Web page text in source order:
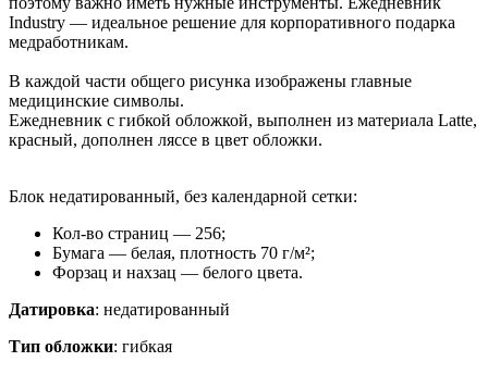
Industry — идеальное решение для корпоративного подарка
медработникам.
В каждой части общего рисунка изображены главные
медицинские символы.
Ежедневник с гибкой обложкой, выполнен из материала Latte,
красный, дополнен ляссе в цвет обложки.
Блок недатированный, без календарной сетки:
Кол-во страниц — 256;
Бумага — белая, плотность 70 г/м²;
Форзац и нахзац — белого цвета.
Датировка: недатированный
Тип обложки: гибкая